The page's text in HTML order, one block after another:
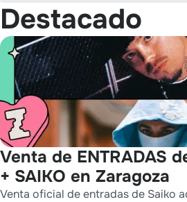
Destacado
Venta de ENTRADAS
+ SAIKO en Zaragoza
Venta oficial de entradas de Saiko